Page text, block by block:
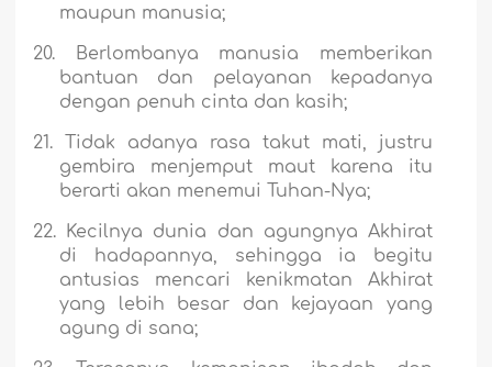
maupun manusia;
20.
Berlombanya manusia memberikan
bantuan dan pelayanan kepadanya
dengan penuh cinta dan kasih;
21.
Tidak adanya rasa takut mati, justru
gembira menjemput maut karena itu
berarti akan menemui Tuhan-Nya;
22.
Kecilnya dunia dan agungnya Akhirat
di hadapannya, sehingga ia begitu
antusias mencari kenikmatan Akhirat
yang lebih besar dan kejayaan yang
agung di sana;